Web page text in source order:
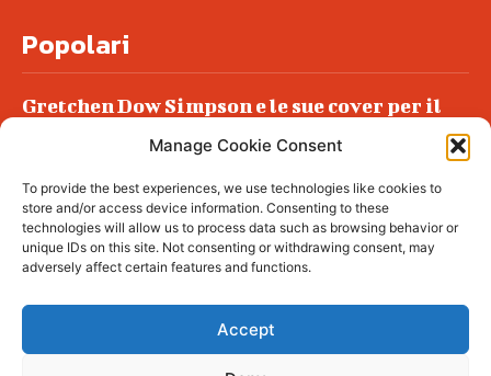
Manage Cookie Consent
To provide the best experiences, we use technologies like cookies to
store and/or access device information. Consenting to these
technologies will allow us to process data such as browsing behavior or
unique IDs on this site. Not consenting or withdrawing consent, may
adversely affect certain features and functions.
Accept
Popolari
Gretchen Dow Simpson e le sue cover per il
Podlech, il Cile lo ha condannato
all’ergastolo
Era ubriaca…